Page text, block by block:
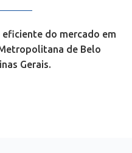
do mercado em
de Belo
Gerais.